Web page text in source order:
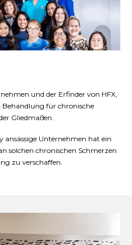
und der Erfinder von HFX,
Behandlung für chronische
Gliedmaßen.
ansässige Unternehmen hat ein
solchen chronischen Schmerzen
zu verschaffen.